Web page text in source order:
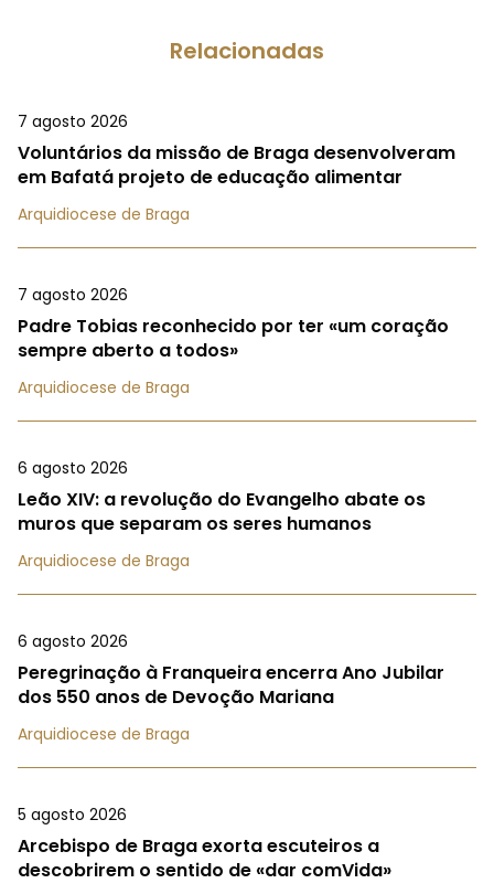
Relacionadas
7 agosto 2026
Voluntários da missão de Braga desenvolveram
em Bafatá projeto de educação alimentar
Arquidiocese de Braga
7 agosto 2026
Padre Tobias reconhecido por ter «um coração
sempre aberto a todos»
Arquidiocese de Braga
6 agosto 2026
Leão XIV: a revolução do Evangelho abate os
muros que separam os seres humanos
Arquidiocese de Braga
6 agosto 2026
Peregrinação à Franqueira encerra Ano Jubilar
dos 550 anos de Devoção Mariana
Arquidiocese de Braga
5 agosto 2026
Arcebispo de Braga exorta escuteiros a
descobrirem o sentido de «dar comVida»